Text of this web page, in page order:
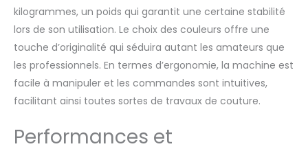
kilogrammes, un poids qui garantit une certaine stabilité
lors de son utilisation. Le choix des couleurs offre une
touche d’originalité qui séduira autant les amateurs que
les professionnels. En termes d’ergonomie, la machine est
facile à manipuler et les commandes sont intuitives,
facilitant ainsi toutes sortes de travaux de couture.
Performances et